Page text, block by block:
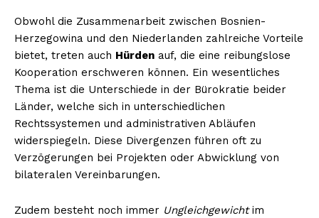
Obwohl die Zusammenarbeit zwischen Bosnien-
Herzegowina und den Niederlanden zahlreiche Vorteile
bietet, treten auch Hürden auf, die eine reibungslose
Kooperation erschweren können. Ein wesentliches
Thema ist die Unterschiede in der Bürokratie beider
Länder, welche sich in unterschiedlichen
Rechtssystemen und administrativen Abläufen
widerspiegeln. Diese Divergenzen führen oft zu
Verzögerungen bei Projekten oder Abwicklung von
bilateralen Vereinbarungen.
Zudem besteht noch immer Ungleichgewichtim